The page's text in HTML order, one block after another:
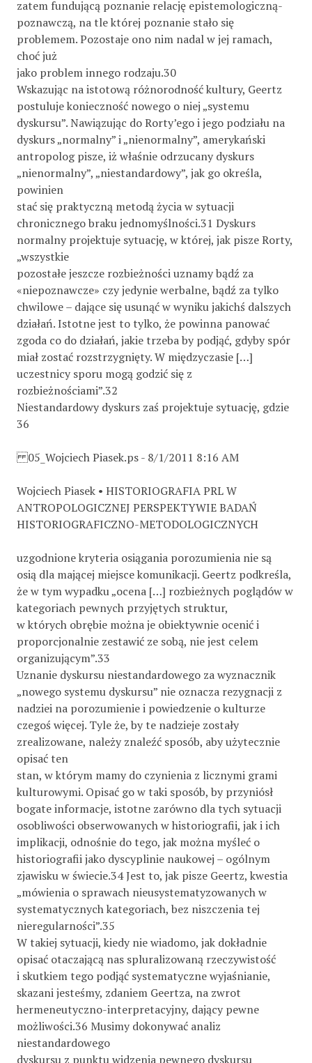
zatem fundującą poznanie relację epistemologiczną-
poznawczą, na tle której poznanie stało się
problemem. Pozostaje ono nim nadal w jej ramach,
choć już
jako problem innego rodzaju.30
Wskazując na istotową różnorodność kultury, Geertz
postuluje konieczność nowego o niej „systemu
dyskursu”. Nawiązując do Rorty’ego i jego podziału na
dyskurs „normalny” i „nienormalny”, amerykański
antropolog pisze, iż właśnie odrzucany dyskurs
„nienormalny”, „niestandardowy”, jak go określa,
powinien
stać się praktyczną metodą życia w sytuacji
chronicznego braku jednomyślności.31 Dyskurs
normalny projektuje sytuację, w której, jak pisze Rorty,
„wszystkie
pozostałe jeszcze rozbieżności uznamy bądź za
«niepoznawcze» czy jedynie werbalne, bądź za tylko
chwilowe – dające się usunąć w wyniku jakichś dalszych
działań. Istotne jest to tylko, że powinna panować
zgoda co do działań, jakie trzeba by podjąć, gdyby spór
miał zostać rozstrzygnięty. W międzyczasie […]
uczestnicy sporu mogą godzić się z
rozbieżnościami”.32
Niestandardowy dyskurs zaś projektuje sytuację, gdzie
36
05_Wojciech Piasek.ps - 8/1/2011 8:16 AM
Wojciech Piasek • HISTORIOGRAFIA PRL W
ANTROPOLOGICZNEJ PERSPEKTYWIE BADAŃ
HISTORIOGRAFICZNO-METODOLOGICZNYCH
uzgodnione kryteria osiągania porozumienia nie są
osią dla mającej miejsce komunikacji. Geertz podkreśla,
że w tym wypadku „ocena […] rozbieżnych poglądów w
kategoriach pewnych przyjętych struktur,
w których obrębie można je obiektywnie ocenić i
proporcjonalnie zestawić ze sobą, nie jest celem
organizującym”.33
Uznanie dyskursu niestandardowego za wyznacznik
„nowego systemu dyskursu” nie oznacza rezygnacji z
nadziei na porozumienie i powiedzenie o kulturze
czegoś więcej. Tyle że, by te nadzieje zostały
zrealizowane, należy znaleźć sposób, aby użytecznie
opisać ten
stan, w którym mamy do czynienia z licznymi grami
kulturowymi. Opisać go w taki sposób, by przyniósł
bogate informacje, istotne zarówno dla tych sytuacji
osobliwości obserwowanych w historiografii, jak i ich
implikacji, odnośnie do tego, jak można myśleć o
historiografii jako dyscyplinie naukowej – ogólnym
zjawisku w świecie.34 Jest to, jak pisze Geertz, kwestia
„mówienia o sprawach nieusystematyzowanych w
systematycznych kategoriach, bez niszczenia tej
nieregularności”.35
W takiej sytuacji, kiedy nie wiadomo, jak dokładnie
opisać otaczającą nas spluralizowaną rzeczywistość
i skutkiem tego podjąć systematyczne wyjaśnianie,
skazani jesteśmy, zdaniem Geertza, na zwrot
hermeneutyczno-interpretacyjny, dający pewne
możliwości.36 Musimy dokonywać analiz
niestandardowego
dyskursu z punktu widzenia pewnego dyskursu